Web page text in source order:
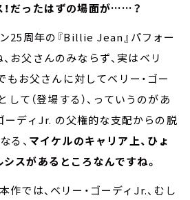
だったはずの場面が……？
25周年の『Billie Jean』パフォー
父さんのみならず、実はベリ
もお父さんに対してベリー・ゴー
て（登場する）、っていうのがあ
ーディJr. の父権的な支配からの脱
る、 マイケルのキャリア上、ひょ
スがあるところなんですね。
では、ベリー・ゴーディJr.、むし